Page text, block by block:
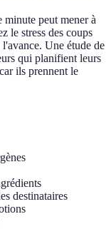
minute peut mener à
le stress des coups
Une étude de
qui planifient leurs
ils prennent le
destinataires